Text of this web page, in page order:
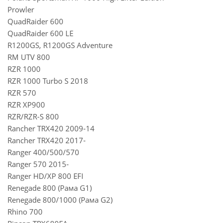
Prowler
QuadRaider 600
QuadRaider 600 LE
R1200GS, R1200GS Adventure
RM UTV 800
RZR 1000
RZR 1000 Turbo S 2018
RZR 570
RZR XP900
RZR/RZR-S 800
Rancher TRX420 2009-14
Rancher TRX420 2017-
Ranger 400/500/570
Ranger 570 2015-
Ranger HD/XP 800 EFI
Renegade 800 (Рама G1)
Renegade 800/1000 (Рама G2)
Rhino 700